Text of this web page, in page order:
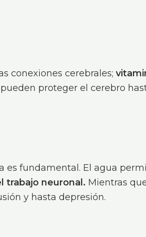
conexiones cerebrales;
proteger el cerebro
es fundamental. El agua
trabajo neuronal. Mientras
y hasta depresión.